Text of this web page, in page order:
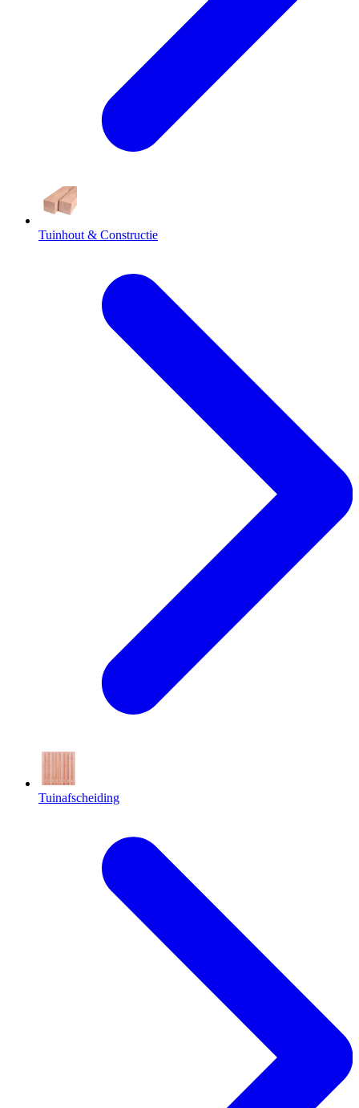
Tuinhout & Constructie
Tuinafscheiding